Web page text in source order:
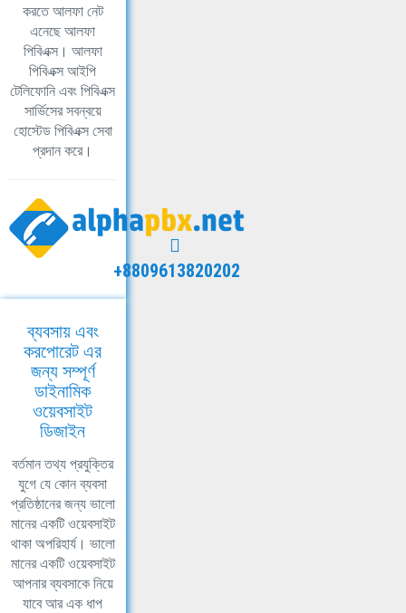
করতে আলফা নেট
এনেছে আলফা
পিবিএক্স। আলফা
পিবিএক্স আইপি
টেলিফোনি এবং পিবিএক্স
সার্ভিসের সবন্বয়ে
হোস্টেড পিবিএক্স সেবা
প্রদান করে।
+8809613820202
ব্যবসায় এবং
করপোরেট এর
জন্য সম্পূর্ণ
ডাইনামিক
ওয়েবসাইট
ডিজাইন
বর্তমান তথ্য প্রযুক্তির
যুগে যে কোন ব্যবসা
প্রতিষ্ঠানের জন্য ভালো
মানের একটি ওয়েবসাইট
থাকা অপরিহার্য। ভালো
মানের একটি ওয়েবসাইট
আপনার ব্যবসাকে নিয়ে
যাবে আর এক ধাপ